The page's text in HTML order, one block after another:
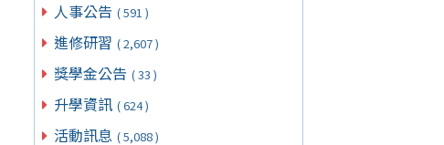
人事公告 ( 591 )
進修研習 ( 2,607 )
獎學金公告 ( 33 )
升學資訊 ( 624 )
活動訊息 ( 5,088 )